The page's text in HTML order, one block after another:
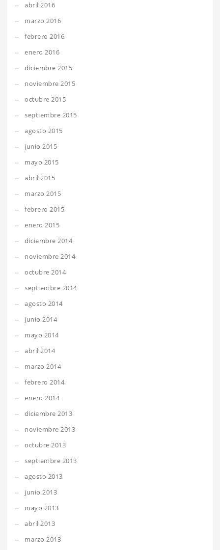
abril 2016
marzo 2016
febrero 2016
enero 2016
diciembre 2015
noviembre 2015
octubre 2015
septiembre 2015
agosto 2015
junio 2015
mayo 2015
abril 2015
marzo 2015
febrero 2015
enero 2015
diciembre 2014
noviembre 2014
octubre 2014
septiembre 2014
agosto 2014
junio 2014
mayo 2014
abril 2014
marzo 2014
febrero 2014
enero 2014
diciembre 2013
noviembre 2013
octubre 2013
septiembre 2013
agosto 2013
junio 2013
mayo 2013
abril 2013
marzo 2013